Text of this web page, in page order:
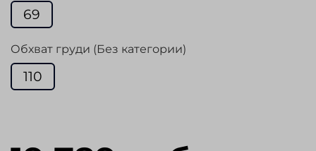
69
Обхват груди (Без категории)
110